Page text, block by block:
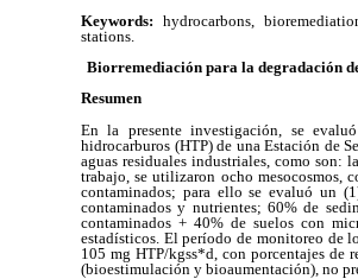
Keywords: hydrocarbons,
stations.
Biorremediación para la degradación
Resumen
En la presente investigación, se
hidrocarburos (HTP) de una Estación de
aguas residuales industriales, como son:
trabajo, se utilizaron ocho mesocosmos,
contaminados; para ello se evaluó un
contaminados y nutrientes; 60% de
contaminados + 40% de suelos con
estadísticos. El período de monitoreo de
105 mg HTP/kgss*d, con porcentajes de
(bioestimulación y bioaumentación), no